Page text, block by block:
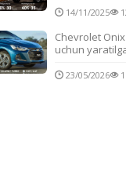
14/11/2025
Chevrolet
uchun
23/05/2026